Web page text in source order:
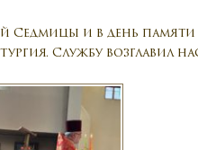
Седмицы и в день
Службу возглавил